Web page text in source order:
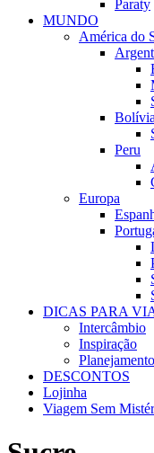
Paraty
MUNDO
América do
Bolívia
Peru
Europa
DICAS PARA
Intercâmbio
Inspiração
Planejamento
DESCONTOS
Lojinha
Viagem Sem